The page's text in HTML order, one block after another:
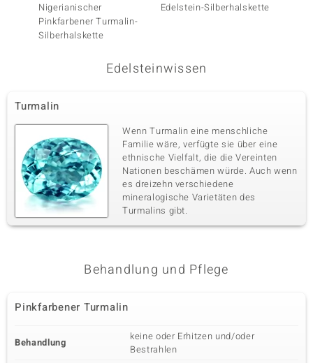
Nigerianischer
Pinkfarbener Turmalin-
Silberhalskette
Edelstein-Silberhalskette
Edelsteinwissen
Turmalin
Wenn Turmalin eine menschliche
Familie wäre, verfügte sie über eine
ethnische Vielfalt, die die Vereinten
Nationen beschämen würde. Auch wenn
es dreizehn verschiedene
mineralogische Varietäten des
Turmalins gibt.
Behandlung und Pflege
Pinkfarbener Turmalin
Behandlung
keine oder Erhitzen und/oder
Bestrahlen